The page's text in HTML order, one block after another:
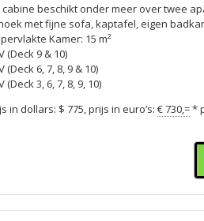
cabine beschikt onder meer over twee
met fijne sofa, kaptafel, eigen
Kamer: 15 m²
(Deck 9 & 10)
(Deck 6, 7, 8, 9 & 10)
(Deck 3, 6, 7, 8, 9, 10)
in dollars: $ 775, prijs in euro’s:€ 730,=*